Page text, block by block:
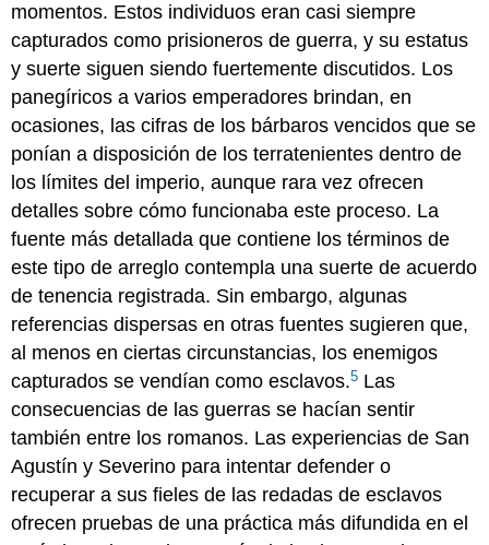
momentos. Estos individuos eran casi siempre
capturados como prisioneros de guerra, y su estatus
y suerte siguen siendo fuertemente discutidos. Los
panegíricos a varios emperadores brindan, en
ocasiones, las cifras de los bárbaros vencidos que se
ponían a disposición de los terratenientes dentro de
los límites del imperio, aunque rara vez ofrecen
detalles sobre cómo funcionaba este proceso. La
fuente más detallada que contiene los términos de
este tipo de arreglo contempla una suerte de acuerdo
de tenencia registrada. Sin embargo, algunas
referencias dispersas en otras fuentes sugieren que,
al menos en ciertas circunstancias, los enemigos
capturados se vendían como esclavos.5 Las
consecuencias de las guerras se hacían sentir
también entre los romanos. Las experiencias de San
Agustín y Severino para intentar defender o
recuperar a sus fieles de las redadas de esclavos
ofrecen pruebas de una práctica más difundida en el